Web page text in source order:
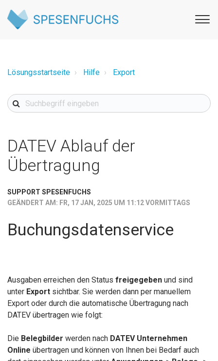
Lösungsstartseite Hilfe Export
DATEV Ablauf der
Übertragung
SUPPORT SPESENFUCHS
GEÄNDERT AM: FR, 17 JAN, 2025 UM 11:12 VORMITTAGS
Buchungsdatenservice
Ausgaben erreichen den Status freigegeben und sind
unter Export sichtbar. Sie werden dann per manuellem
Export oder durch die automatische Übertragung nach
DATEV übertragen wie folgt:
Die Belegbilder werden nach DATEV Unternehmen
Online übertragen und können von Ihnen bei Bedarf auch